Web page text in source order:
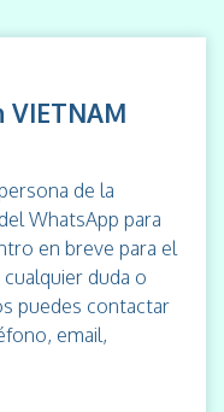
de la
WhatsApp para
en breve para el
duda o
puedes contactar
email,